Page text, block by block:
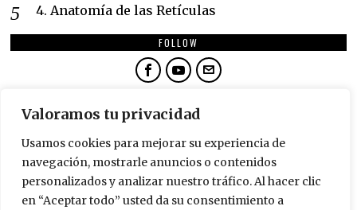
Valoramos tu privacidad
Usamos cookies para mejorar su experiencia de
navegación, mostrarle anuncios o contenidos
personalizados y analizar nuestro tráfico. Al hacer clic
en “Aceptar todo” usted da su consentimiento a
4. Anatomía de las Retículas
FOLLOW
NEWSLETTER